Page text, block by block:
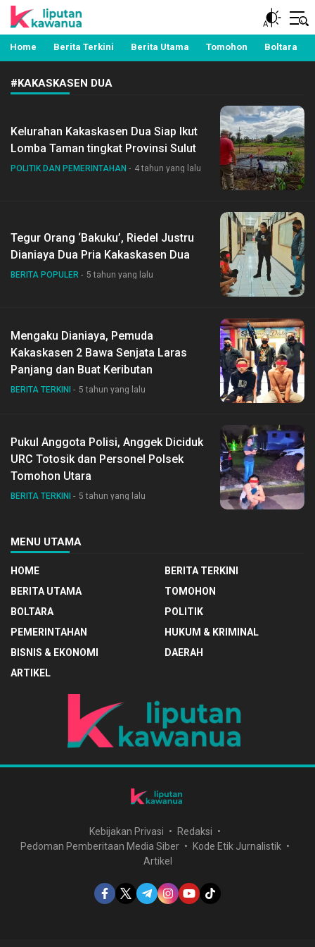
Liputan Kawanua
Berita Manado, Sulawesi Utara, Kawanua, Politik,
Pemerintahan, Hukum Kriminal dan Nasional
Home Berita Terkini Berita Utama Tomohon Boltara
#KAKASKASEN DUA
Kelurahan Kakaskasen Dua Siap Ikut
Lomba Taman tingkat Provinsi Sulut
POLITIK DAN PEMERINTAHAN 4 tahun yang lalu
Tegur Orang ‘Bakuku’, Riedel Justru
Dianiaya Dua Pria Kakaskasen Dua
BERITA POPULER 5 tahun yang lalu
Mengaku Dianiaya, Pemuda
Kakaskasen 2 Bawa Senjata Laras
Panjang dan Buat Keributan
BERITA TERKINI 5 tahun yang lalu
Pukul Anggota Polisi, Anggek Diciduk
URC Totosik dan Personel Polsek
Tomohon Utara
BERITA TERKINI 5 tahun yang lalu
MENU UTAMA
HOME
BERITA TERKINI
BERITA UTAMA
TOMOHON
BOLTARA
POLITIK
PEMERINTAHAN
HUKUM & KRIMINAL
BISNIS & EKONOMI
DAERAH
ARTIKEL
Kebijakan Privasi
Redaksi
Pedoman Pemberitaan Media Siber
Kode Etik Jurnalistik
Artikel